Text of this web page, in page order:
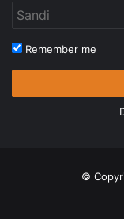
Remember me
©